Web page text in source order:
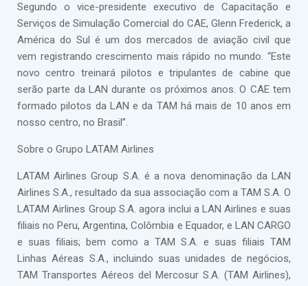
Segundo o vice-presidente executivo de Capacitação e
Serviços de Simulação Comercial do CAE, Glenn Frederick, a
América do Sul é um dos mercados de aviação civil que
vem registrando crescimento mais rápido no mundo. “Este
novo centro treinará pilotos e tripulantes de cabine que
serão parte da LAN durante os próximos anos. O CAE tem
formado pilotos da LAN e da TAM há mais de 10 anos em
nosso centro, no Brasil”.
Sobre o Grupo LATAM Airlines
LATAM Airlines Group S.A. é a nova denominação da LAN
Airlines S.A., resultado da sua associação com a TAM S.A. O
LATAM Airlines Group S.A. agora inclui a LAN Airlines e suas
filiais no Peru, Argentina, Colômbia e Equador, e LAN CARGO
e suas filiais; bem como a TAM S.A. e suas filiais TAM
Linhas Aéreas S.A., incluindo suas unidades de negócios,
TAM Transportes Aéreos del Mercosur S.A. (TAM Airlines),